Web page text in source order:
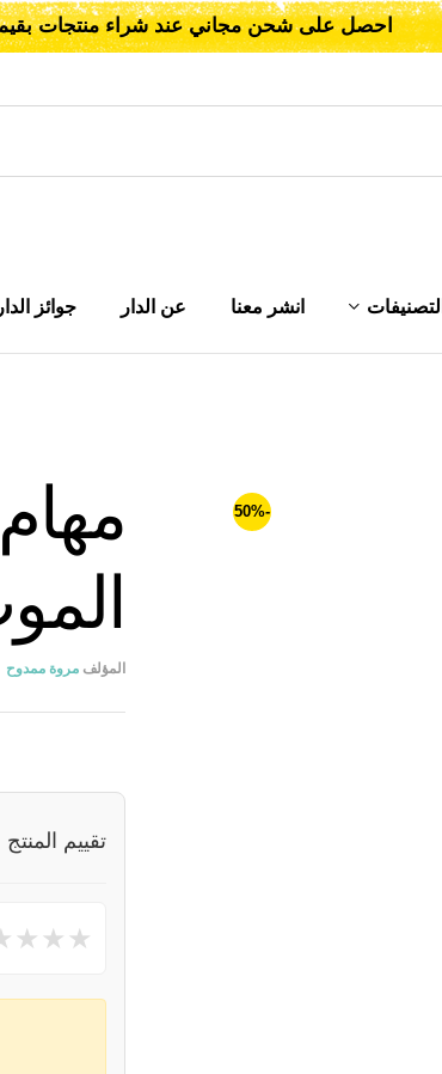
احصل على شحن مجاني عند شراء منتجات بقيمة 1000 أو
التصنيفات انشر معنا عن الدار جوائز الدار
-50%
المؤلف مروة ممدوح
تقييم المنتج
★
★
★